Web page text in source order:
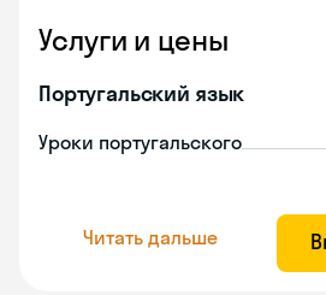
Услуги и цены
Португальский язык
Уроки португальского
Читать дальше